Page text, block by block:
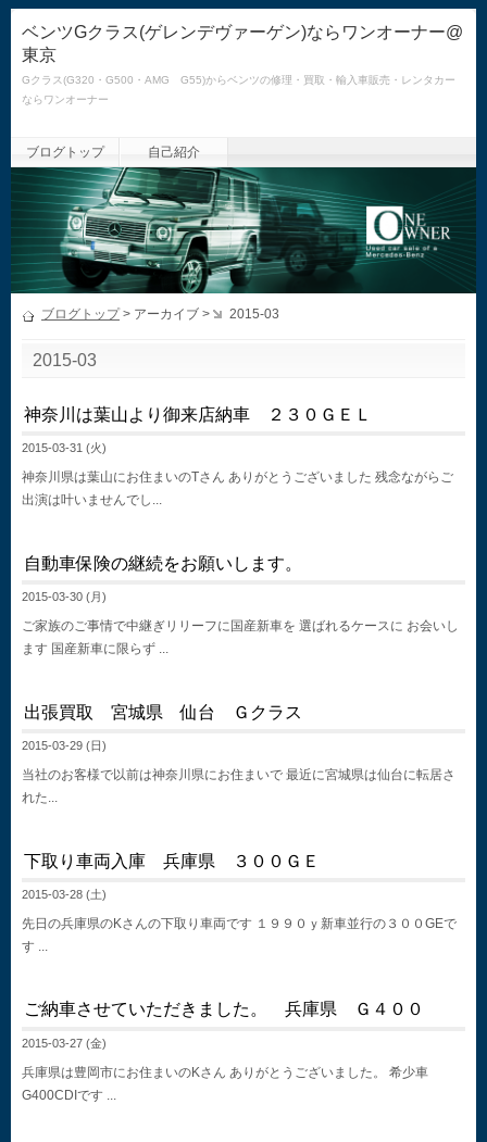
ベンツGクラス(ゲレンデヴァーゲン)ならワンオーナー@
東京
Gクラス(G320・G500・AMG G55)からベンツの修理・買取・輸入車販売・レンタカー
ならワンオーナー
ブログトップ 自己紹介
ブログトップ> アーカイブ > 2015-03
2015-03
神奈川は葉山より御来店納車 ２３０ＧＥＬ
2015-03-31 (火)
神奈川県は葉山にお住まいのTさん ありがとうございました 残念ながらご
出演は叶いませんでし...
自動車保険の継続をお願いします。
2015-03-30 (月)
ご家族のご事情で中継ぎリリーフに国産新車を 選ばれるケースに お会いし
ます 国産新車に限らず ...
出張買取 宮城県 仙台 Ｇクラス
2015-03-29 (日)
当社のお客様で以前は神奈川県にお住まいで 最近に宮城県は仙台に転居さ
れた...
下取り車両入庫 兵庫県 ３００ＧＥ
2015-03-28 (土)
先日の兵庫県のKさんの下取り車両です １９９０ｙ新車並行の３００GEで
す ...
ご納車させていただきました。 兵庫県 Ｇ４００
2015-03-27 (金)
兵庫県は豊岡市にお住まいのKさん ありがとうございました。 希少車
G400CDIです ...